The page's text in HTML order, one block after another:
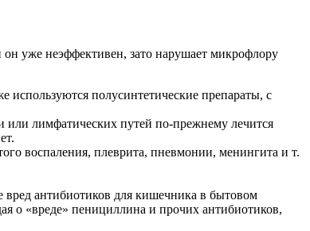
уже неэффективен, зато нарушает микрофлору
полусинтетические препараты, с
лимфатических путей по-прежнему лечится
воспаления, плеврита, пневмонии, менингита и т.
антибиотиков для кишечника в бытовом
о «вреде» пенициллина и прочих антибиотиков,